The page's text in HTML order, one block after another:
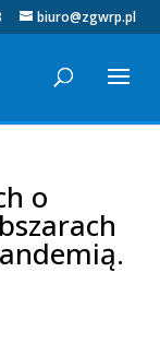
biuro@zgwrp.pl
o